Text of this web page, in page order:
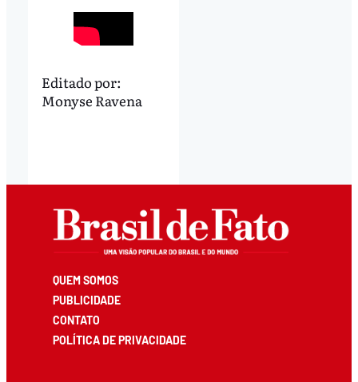
Editado por:
Monyse Ravena
QUEM SOMOS
PUBLICIDADE
CONTATO
POLÍTICA DE PRIVACIDADE